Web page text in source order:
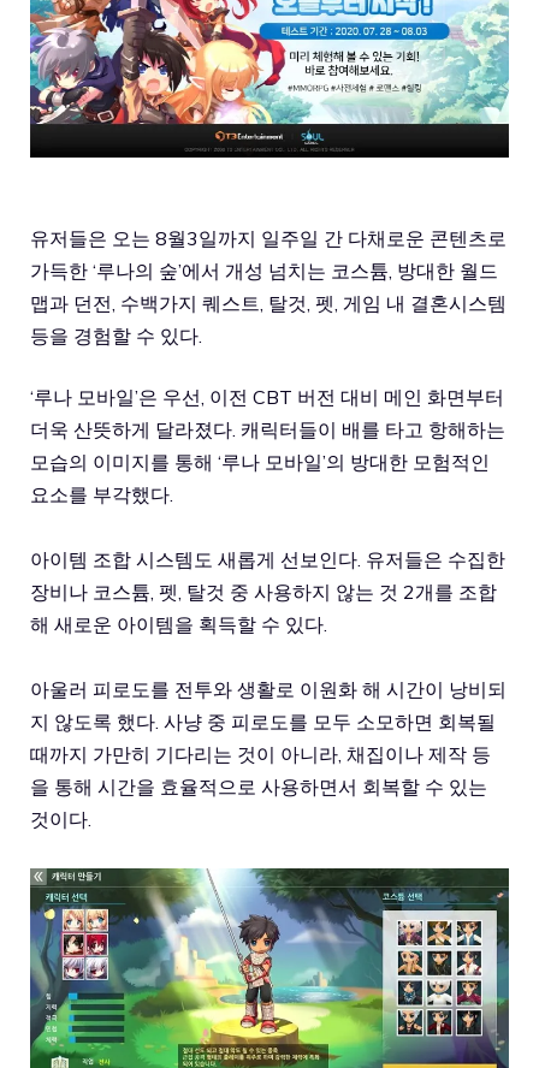
유저들은 오는 8월3일까지 일주일 간 다채로운 콘텐츠로
가득한 ‘루나의 숲’에서 개성 넘치는 코스튬, 방대한 월드
맵과 던전, 수백가지 퀘스트, 탈것, 펫, 게임 내 결혼시스템
등을 경험할 수 있다.
‘루나 모바일’은 우선, 이전 CBT 버전 대비 메인 화면부터
더욱 산뜻하게 달라졌다. 캐릭터들이 배를 타고 항해하는
모습의 이미지를 통해 ‘루나 모바일’의 방대한 모험적인
요소를 부각했다.
아이템 조합 시스템도 새롭게 선보인다. 유저들은 수집한
장비나 코스튬, 펫, 탈것 중 사용하지 않는 것 2개를 조합
해 새로운 아이템을 획득할 수 있다.
아울러 피로도를 전투와 생활로 이원화 해 시간이 낭비되
지 않도록 했다. 사냥 중 피로도를 모두 소모하면 회복될
때까지 가만히 기다리는 것이 아니라, 채집이나 제작 등
을 통해 시간을 효율적으로 사용하면서 회복할 수 있는
것이다.